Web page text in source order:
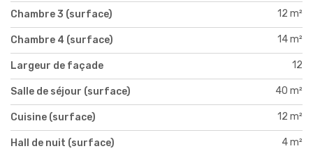
Chambre 3 (surface) 12 m²
Chambre 4 (surface) 14 m²
Largeur de façade 12
Salle de séjour (surface) 40 m²
Cuisine (surface) 12 m²
Hall de nuit (surface) 4 m²